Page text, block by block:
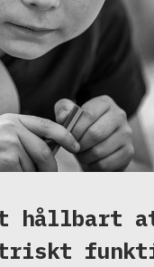
hållbart